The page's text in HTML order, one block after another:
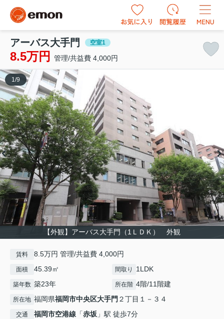
アーバス大手門 空室1
8.5万円 管理/共益費 4,000円
【外観】アーバス大手門（1ＬＤＫ） 外観
1 /9
賃料 8.5万円 管理/共益費 4,000円
面積 45.39㎡ 間取り 1LDK
築年数 築23年 所在階 4階/11階建
所在地 福岡県福岡市中央区大手門 ２丁目１－３４
交通 福岡市空港線 「赤坂 」駅 徒歩7分